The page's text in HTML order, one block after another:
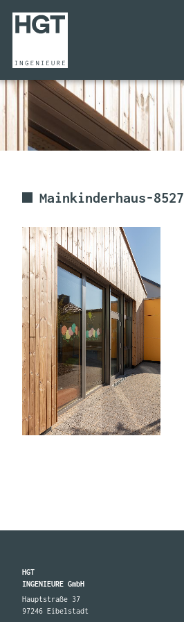
UNTERNEHMEN
LEISTUNGEN
KARRIERE
KONTAKT
Mainkinderhaus-8527
HGT
INGENIEURE GmbH
Hauptstraße 37
97246 Eibelstadt